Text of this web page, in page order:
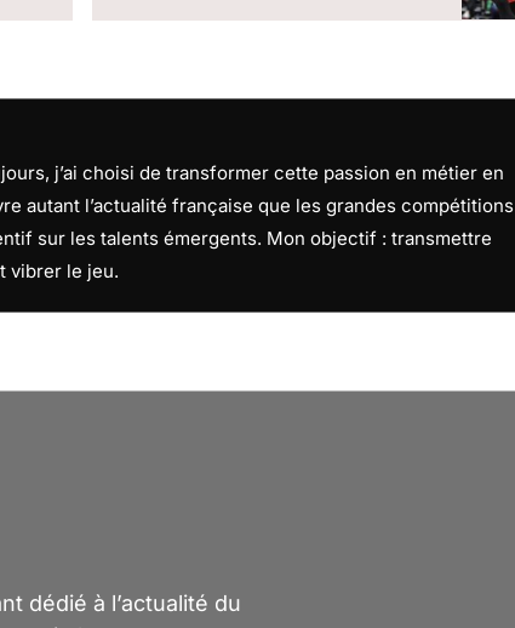
j’ai choisi de transformer cette passion en métier en
autant l’actualité française que les grandes compétitions
sur les talents émergents. Mon objectif : transmettre
vibrer le jeu.
dédié à l’actualité du